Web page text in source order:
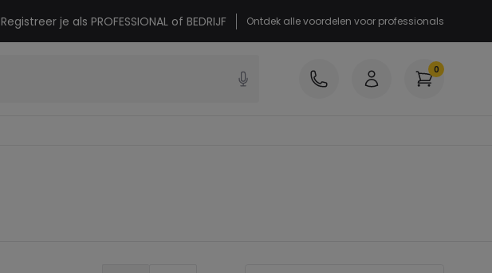
Registreer je als PROFESSIONAL of BEDRIJF Ontdek alle voordelen voor professionals
0